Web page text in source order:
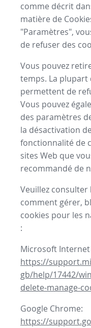
comme décrit
matière de
"Paramètres",
de refuser des
Vous pouvez
temps. La plupart
permettent de
Vous pouvez
des paramètres
la désactivation
fonctionnalité de
sites Web que
recommandé de
Veuillez
comment gérer,
cookies pour les
:
Microsoft
https://
gb/help/17442/
delete-manage-
Google Chrome:
https://